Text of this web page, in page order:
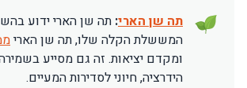
תה שן הארי: תה שן הארי ידוע
המששלת הקלה שלו, תה שן הארי
ומקדם יציאות. זה גם מסייע
הידרציה, חיוני לסדירות המעיים.